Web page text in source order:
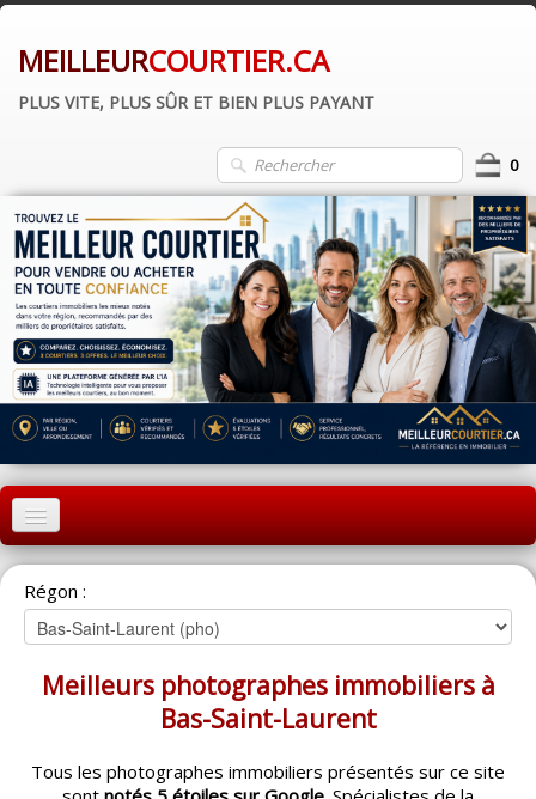
MEILLEURCOURTIER.CA
PLUS VITE, PLUS SÛR ET BIEN PLUS PAYANT
0
ACCUEIL
MONTRÉAL
QUÉBEC
LAVAL
Régon :
Meilleurs photographes immobiliers à
Bas-Saint-Laurent
Tous les photographes immobiliers présentés sur ce site